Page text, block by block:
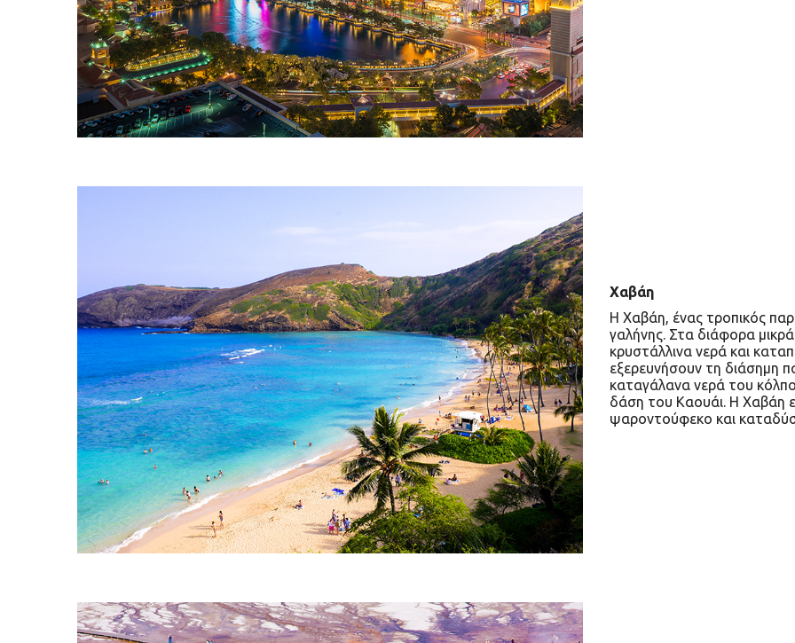
Χαβάη
Η Χαβάη, ένας τροπικός
γαλήνης. Στα διάφορα μικρά
κρυστάλλινα νερά και
εξερευνήσουν τη διάσημη
καταγάλανα νερά του
δάση του Καουάι. Η Χαβάη
ψαροντούφεκο και